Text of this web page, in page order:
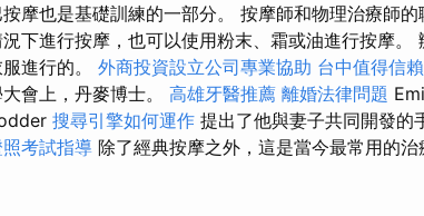
按摩也是基礎訓練的一部分。 按摩師和物理治療師
下進行按摩，也可以使用粉末、霜或油進行按摩
進行的。 外商投資設立公司專業協助 台中值得信
會上，丹麥博士。 高雄牙醫推薦 離婚法律問題
搜尋引擎如何運作 提出了他與妻子共同開發的
考試指導 除了經典按摩之外，這是當今最常用的治